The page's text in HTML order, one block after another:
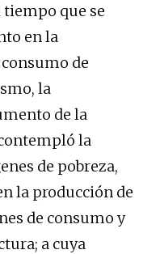
que se
en la
de
la
de la
la
de pobreza,
la producción de
de consumo y
a cuya